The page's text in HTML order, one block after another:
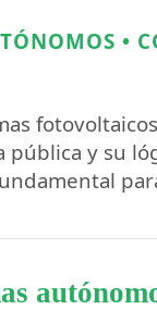
•
pública y su